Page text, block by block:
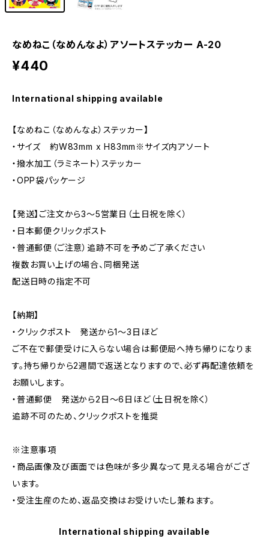
なめねこ（なめんなよ）アソートステッカー A-20
¥440
International shipping available
【なめねこ（なめんなよ）ステッカー】
・サイズ 約W83mm x H83mm※サイズ内アソート
・撥水加工（ラミネート）ステッカー
・OPP袋パッケージ
【発送】ご注文から3〜5営業日（土日祝を除く）
・日本郵便クリックポスト
・普通郵便（ご注意）追跡不可を予めご了承ください
複数お買い上げの場合、同梱発送
配送日時の指定不可
【納期】
・クリックポスト 発送から1〜3日ほど
ご不在で郵便受けに入らない場合は郵便局へ持ち帰りになりま
す。持ち帰りから2週間で返送となりますので、必ず再配達依頼を
お願いします。
・普通郵便 発送から2日〜6日ほど（土日祝を除く）
追跡不可のため、クリックポストを推奨
※注意事項
・商品画像及び画面では色味が多少異なって見える場合がござ
います。
・受注生産のため、返品交換はお受けいたし兼ねます。
International shipping available